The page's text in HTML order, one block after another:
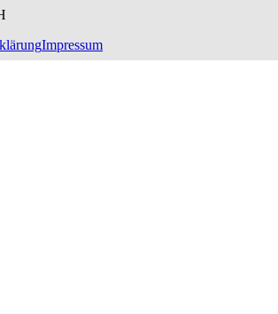
Impressum